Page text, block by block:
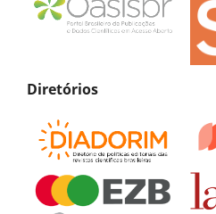
Diretórios